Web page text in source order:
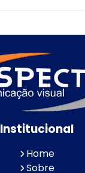
Institucional
Home
Sobre